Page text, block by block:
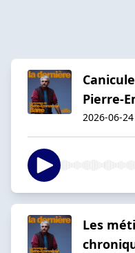
Pierre-
2026-06-24
Les